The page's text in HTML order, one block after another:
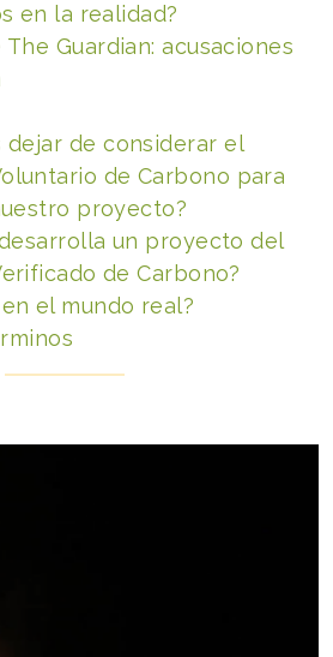
en la realidad?
Guardian: acusaciones
dejar de considerar el
de Carbono para
proyecto?
un proyecto del
de Carbono?
el mundo real?